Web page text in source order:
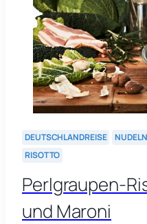
DEUTSCHLANDREISE
RISOTTO
Perlgraupen-
und Maroni